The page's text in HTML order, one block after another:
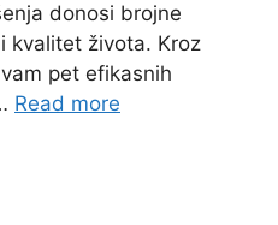
donosi brojne
kvalitet života. Kroz
pet efikasnih
Read more